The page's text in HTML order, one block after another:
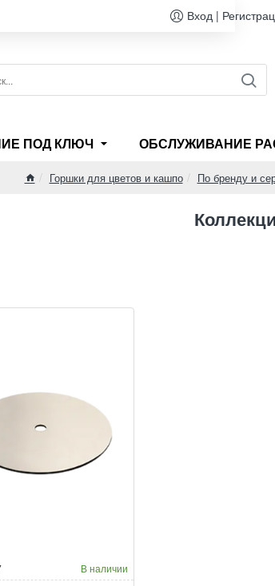
Вход |
ПОД КЛЮЧ ОБСЛУЖИВАНИЕ
Горшки для цветов и кашпо По бренду и
В наличии